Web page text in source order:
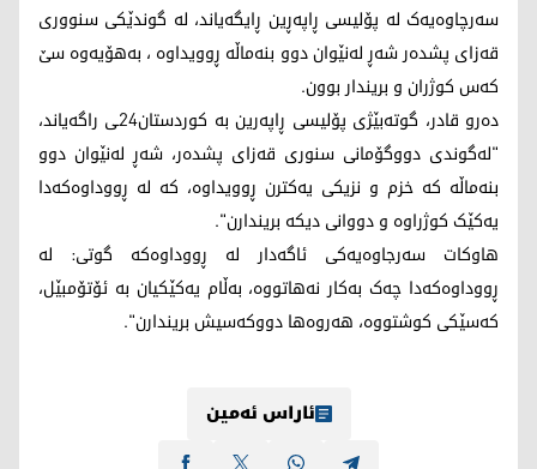
سەرچاوەیەک لە پۆلیسی ڕاپەڕین ڕایگەیاند، لە گوندێکی سنووری
قەزای پشدەر شەڕ لەنێوان دوو بنەماڵە ڕوویداوە ، بەهۆیەوە سێ
کەس کوژران و بریندار بوون.
دەرو قادر، گوتەبێژی پۆلیسی ڕاپەرین بە کوردستان24ـی راگەیاند،
"لەگوندی دووگۆمانی سنوری قەزای پشدەر، شەڕ لەنێوان دوو
بنەماڵە کە خزم و نزیکی یەکترن ڕوویداوە، کە لە ڕووداوەکەدا
یەکێک کوژراوە و دووانی دیکە بریندارن".
هاوکات سەرجاوەیەکی ئاگەدار لە ڕووداوەکە گوتی: لە
ڕووداوەکەدا چەک بەکار نەهاتووە، بەڵام یەکێکیان بە ئۆتۆمبێل،
کەسێکی کوشتووە، هەروەها دووکەسیش بریندارن".
ئاراس ئەمین